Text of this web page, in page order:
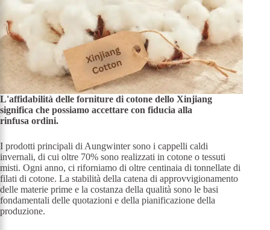
L'affidabilità delle forniture di cotone dello Xinjiang
significa che possiamo accettare con fiducia alla
rinfusa ordini.
I prodotti principali di Aungwinter sono i cappelli caldi
invernali, di cui oltre 70% sono realizzati in cotone o tessuti
misti. Ogni anno, ci riforniamo di oltre centinaia di tonnellate di
filati di cotone. La stabilità della catena di approvvigionamento
delle materie prime e la costanza della qualità sono le basi
fondamentali delle quotazioni e della pianificazione della
produzione.